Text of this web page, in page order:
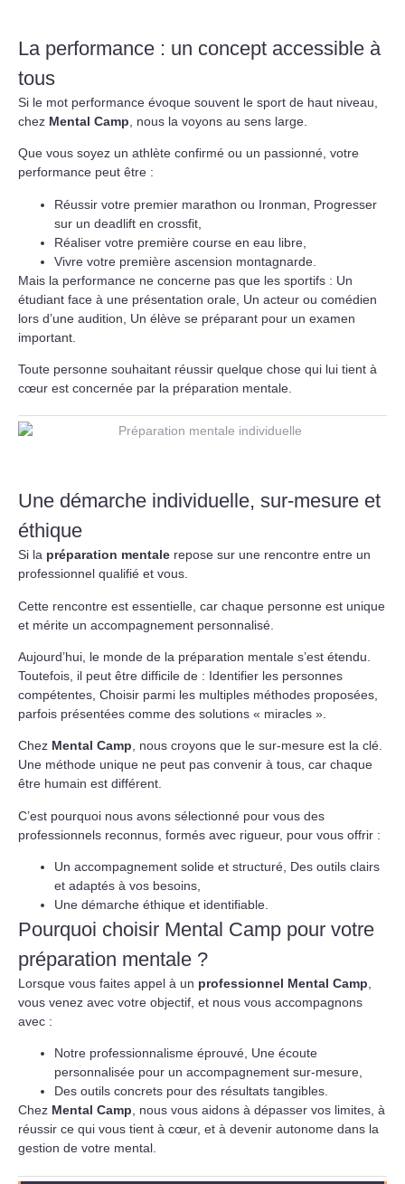
La performance : un concept accessible à
tous
Si le mot performance évoque souvent le sport de haut niveau,
chez Mental Camp , nous la voyons au sens large.
Que vous soyez un athlète confirmé ou un passionné, votre
performance peut être :
Réussir votre premier marathon ou Ironman, Progresser
sur un deadlift en crossfit,
Réaliser votre première course en eau libre,
Vivre votre première ascension montagnarde.
Mais la performance ne concerne pas que les sportifs : Un
étudiant face à une présentation orale, Un acteur ou comédien
lors d’une audition, Un élève se préparant pour un examen
important.
Toute personne souhaitant réussir quelque chose qui lui tient à
cœur est concernée par la préparation mentale.
Une démarche individuelle, sur-mesure et
éthique
Si la préparation mentale repose sur une rencontre entre un
professionnel qualifié et vous.
Cette rencontre est essentielle, car chaque personne est unique
et mérite un accompagnement personnalisé.
Aujourd’hui, le monde de la préparation mentale s’est étendu.
Toutefois, il peut être difficile de : Identifier les personnes
compétentes, Choisir parmi les multiples méthodes proposées,
parfois présentées comme des solutions « miracles ».
Chez Mental Camp, nous croyons que le sur-mesure est la clé.
Une méthode unique ne peut pas convenir à tous, car chaque
être humain est différent.
C’est pourquoi nous avons sélectionné pour vous des
professionnels reconnus, formés avec rigueur, pour vous offrir :
Un accompagnement solide et structuré, Des outils clairs
et adaptés à vos besoins,
Une démarche éthique et identifiable.
Pourquoi choisir Mental Camp pour votre
préparation mentale ?
Lorsque vous faites appel à un professionnel Mental Camp
vous venez avec votre objectif, et nous vous accompagnons
avec :
Notre professionnalisme éprouvé, Une écoute
personnalisée pour un accompagnement sur-mesure,
Des outils concrets pour des résultats tangibles.
Chez Mental Camp, nous vous aidons à dépasser vos limites, à
réussir ce qui vous tient à cœur, et à devenir autonome dans la
gestion de votre mental.